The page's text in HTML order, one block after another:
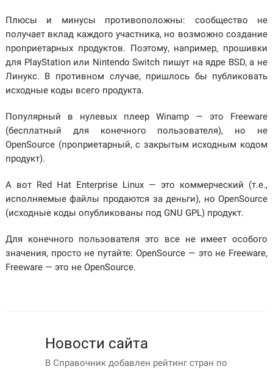
Плюсы и минусы противоположны: сообщество не
получает вклад каждого участника, но возможно создание
проприетарных продуктов. Поэтому, например, прошивки
для PlayStation или Nintendo Switch пишут на ядре BSD, а не
Линукс. В противном случае, пришлось бы публиковать
исходные коды всего продукта.
Популярный в нулевых плеер Winamp — это Freeware
(бесплатный для конечного пользователя), но не
OpenSource (проприетарный, с закрытым исходным кодом
продукт).
А вот Red Hat Enterprise Linux — это коммерческий (т.е.,
исполняемые файлы продаются за деньги), но OpenSource
(исходные коды опубликованы под GNU GPL) продукт.
Для конечного пользователя это все не имеет особого
значения, просто не путайте: OpenSource — это не Freeware,
Freeware — это не OpenSource.
Новости сайта
В Справочник добавлен рейтинг стран по